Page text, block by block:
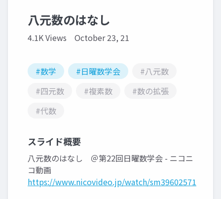
八元数のはなし
4.1K Views October 23, 21
#数学 #日曜数学会
#八元数
#四元数
#複素数
#数の拡張
#代数
スライド概要
八元数のはなし ＠第22回日曜数学会 - ニコニ
コ動画
https://www.nicovideo.jp/watch/sm39602571